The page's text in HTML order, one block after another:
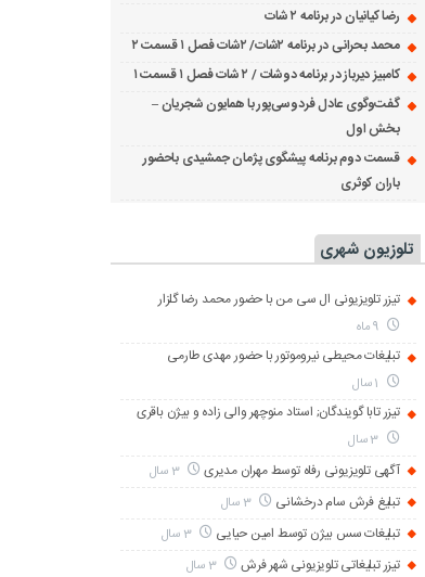
رضا کیانیان در برنامه ۲ شات
محمد بحرانی در برنامه ۲شات/ ۲شات فصل ۱ قسمت ۲
کامبیز دیرباز در برنامه دوشات / ۲ شات فصل ۱ قسمت ۱
گفت‌وگوی عادل فردوسی‌پور با همایون شجریان –
بخش اول
قسمت دوم برنامه پیشگوی پژمان جمشیدی باحضور
باران کوثری
تلوزیون شهری
تیزر تلویزیونی ال سی من با حضور محمد رضا گلزار
تبلیغات محیطی نیروموتور با حضور مهدی طارمی
تیزر تابا گویندگان; استاد منوچهر والی زاده و بیژن باقری
آگهی تلویزیونی رفاه توسط مهران مدیری 3 سال
تبلیغ فرش سام درخشانی 3 سال
تبلیغات سس بیژن توسط امین حیایی 3 سال
تیزر تبلیغاتی تلویزیونی شهر فرش 3 سال